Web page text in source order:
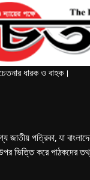
ধারক ও বাহক।
পত্রিকা, যা
ভিত্তি করে পাঠকদের